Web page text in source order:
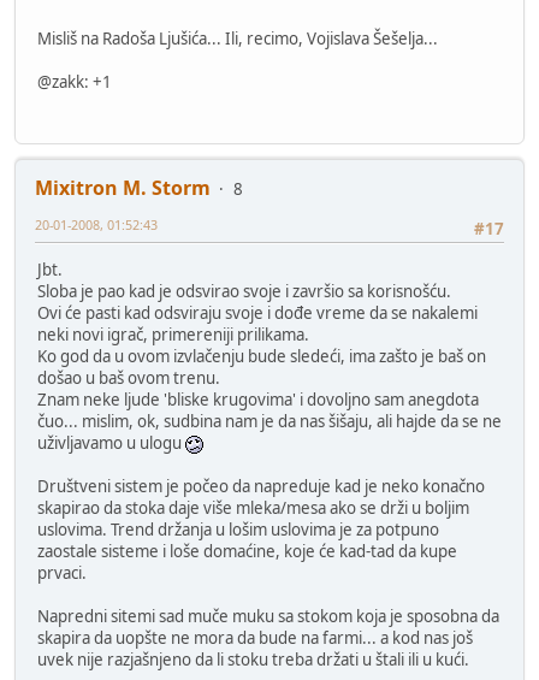
Misliš na Radoša Ljušića... Ili, recimo, Vojislava Šešelja...
@zakk: +1
Mixitron M. Storm
8
#17
20-01-2008, 01:52:43
Jbt.
Sloba je pao kad je odsvirao svoje i završio sa korisnošću.
Ovi će pasti kad odsviraju svoje i dođe vreme da se nakalemi
neki novi igrač, primereniji prilikama.
Ko god da u ovom izvlačenju bude sledeći, ima zašto je baš on
došao u baš ovom trenu.
Znam neke ljude 'bliske krugovima' i dovoljno sam anegdota
čuo... mislim, ok, sudbina nam je da nas šišaju, ali hajde da se ne
uživljavamo u ulogu
Društveni sistem je počeo da napreduje kad je neko konačno
skapirao da stoka daje više mleka/mesa ako se drži u boljim
uslovima. Trend držanja u lošim uslovima je za potpuno
zaostale sisteme i loše domaćine, koje će kad-tad da kupe
prvaci.
Napredni sitemi sad muče muku sa stokom koja je sposobna da
skapira da uopšte ne mora da bude na farmi... a kod nas još
uvek nije razjašnjeno da li stoku treba držati u štali ili u kući.